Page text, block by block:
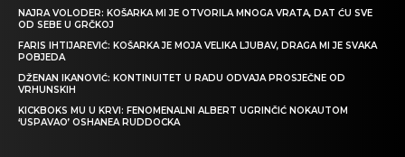
NAJRA VOLODER: KOŠARKA MI JE OTVORILA MNOGA VRATA, DAT ĆU SVE
OD SEBE U GRČKOJ
FARIS IHTIJAREVIĆ: KOŠARKA JE MOJA VELIKA LJUBAV, DRAGA MI JE SVAKA
POBJEDA
DŽENAN IKANOVIĆ: KONTINUITET U RADU ODVAJA PROSJEČNE OD
VRHUNSKIH
KICKBOKS MU U KRVI: FENOMENALNI ALBERT UGRINČIĆ NOKAUTOM
‘USPAVAO’ OSHANEA RUDDOCKA